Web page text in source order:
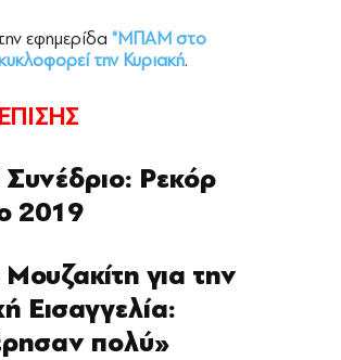
εφημερίδα “ΜΠΑΜ στο
την Κυριακή.
Συνέδριο: Ρεκόρ
2019
για την
Εισαγγελία:
πολύ»